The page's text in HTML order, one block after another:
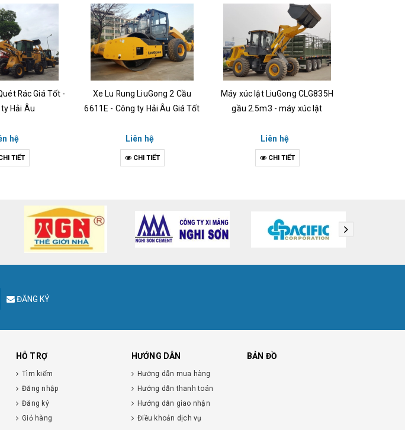
Rác Giá Tốt -
Hải Âu
hệ
TIẾT
Xe Lu Rung LiuGong 2 Cầu
6611E - Công ty Hải Âu Giá Tốt
Liên hệ
CHI TIẾT
Máy xúc lật LiuGong CLG835H
gầu 2.5m3 - máy xúc lật
Liên hệ
CHI TIẾT
ĐĂNG KÝ
HỖ TRỢ
Tìm kiếm
Đăng nhập
Đăng ký
Giỏ hàng
HƯỚNG DẪN
Hướng dẫn mua hàng
Hướng dẫn thanh toán
Hướng dẫn giao nhận
Điều khoản dịch vụ
BẢN ĐỒ